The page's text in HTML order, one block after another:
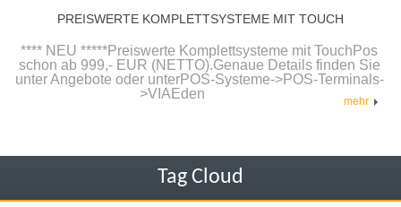
PREISWERTE KOMPLETTSYSTEME MIT TOUCH
**** NEU *****Preiswerte Komplettsysteme mit TouchPos
schon ab 999,- EUR (NETTO).Genaue Details finden Sie
unter Angebote oder unterPOS-Systeme->POS-Terminals-
>VIAEden
mehr
Tag Cloud